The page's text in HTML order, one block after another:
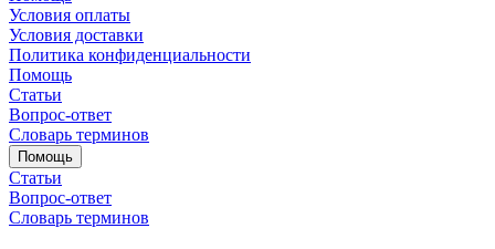
Условия оплаты
Условия доставки
Политика конфиденциальности
Помощь
Статьи
Вопрос-ответ
Словарь терминов
Помощь
Статьи
Вопрос-ответ
Словарь терминов